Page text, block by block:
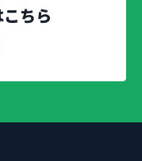
ちら